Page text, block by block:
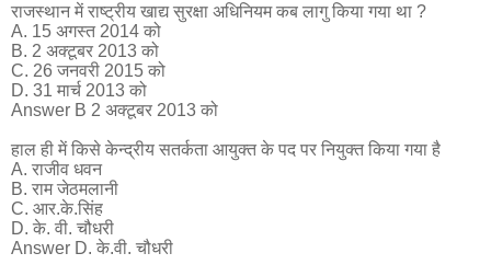
राजस्थान में राष्ट्रीय खाद्य सुरक्षा अधिनियम कब लागु किया गया था ?
A. 15 अगस्त 2014 को
B. 2 अक्टूबर 2013 को
C. 26 जनवरी 2015 को
D. 31 मार्च 2013 को
Answer B 2 अक्टूबर 2013 को
हाल ही में किसे केन्द्रीय सतर्कता आयुक्त के पद पर नियुक्त किया गया है
A. राजीव धवन
B. राम जेठमलानी
C. आर.के.सिंह
D. के. वी. चौधरी
Answer D. के.वी. चौधरी